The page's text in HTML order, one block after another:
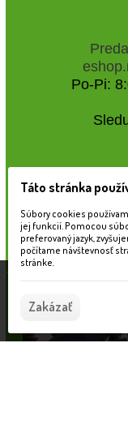
Po-Pi:
Táto stránka používa
pomáhajú poskytovať
služieb vyjadrujete
Táto stránka
Súbory cookies
jej funkcií. Pomocou
preferovaný jazyk,
počítame návštevnosť
stránke.
Zakázať